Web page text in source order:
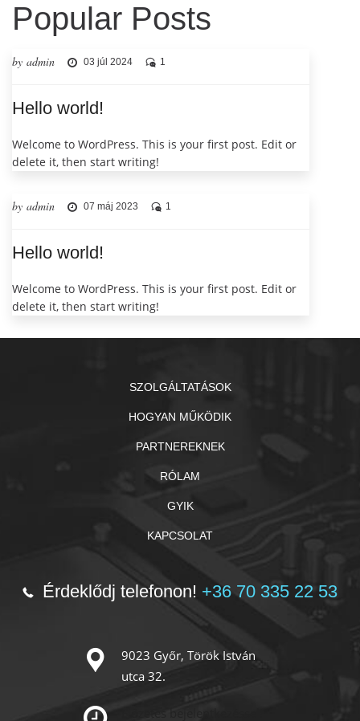
Popular Posts
by admin 03 júl 2024 1
Hello world!
Welcome to WordPress. This is your first post. Edit or
delete it, then start writing!
by admin 07 máj 2023 1
Hello world!
Welcome to WordPress. This is your first post. Edit or
delete it, then start writing!
SZOLGÁLTATÁSOK
HOGYAN MŰKÖDIK
PARTNEREKNEK
RÓLAM
GYIK
KAPCSOLAT
Érdeklődj telefonon! +36 70 335 22 53
9023 Győr, Török István
utca 32.